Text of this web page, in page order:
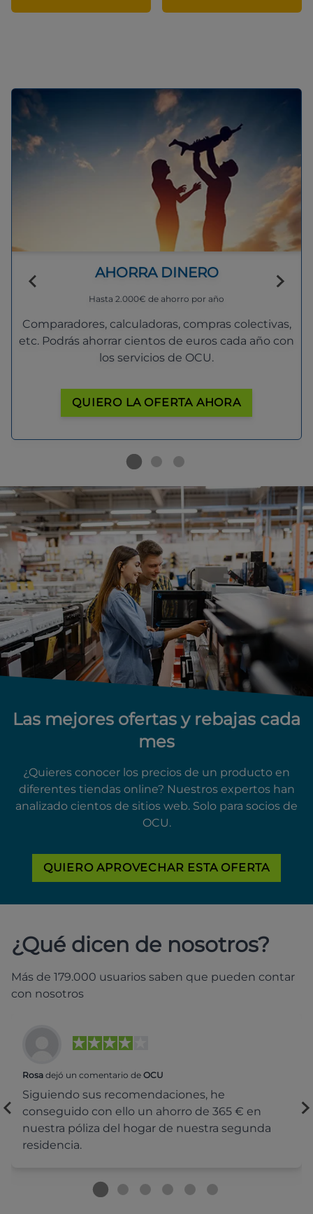
AHORRA DINERO
Hasta 2.000€ de ahorro por año
Comparadores, calculadoras, compras colectivas,
etc. Podrás ahorrar cientos de euros cada año con
los servicios de OCU.
QUIERO LA OFERTA AHORA
Las mejores ofertas y rebajas cada
mes
¿Quieres conocer los precios de un producto en
diferentes tiendas online? Nuestros expertos han
analizado cientos de sitios web. Solo para socios de
OCU.
QUIERO APROVECHAR ESTA OFERTA
¿Qué dicen de nosotros?
Más de 179.000 usuarios saben que pueden contar
con nosotros
Rosa dejó un comentario de OCU
Siguiendo sus recomendaciones, he
conseguido con ello un ahorro de 365 € en
nuestra póliza del hogar de nuestra segunda
residencia.